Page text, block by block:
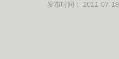
发布时间： 2011-07-